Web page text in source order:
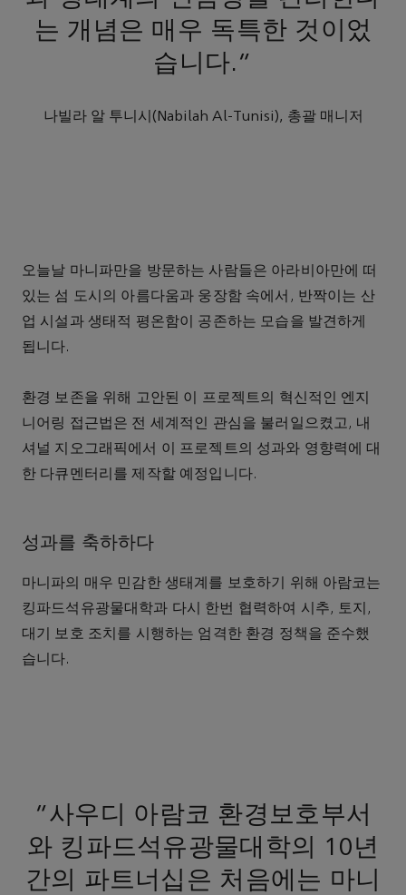
는 개념은 매우 독특한 것이었
습니다."
나빌라 알 투니시(Nabilah Al-Tunisi), 총괄 매니저
오늘날 마니파만을 방문하는 사람들은 아라비아만에 떠
있는 섬 도시의 아름다움과 웅장함 속에서, 반짝이는 산
업 시설과 생태적 평온함이 공존하는 모습을 발견하게
됩니다.
환경 보존을 위해 고안된 이 프로젝트의 혁신적인 엔지
니어링 접근법은 전 세계적인 관심을 불러일으켰고, 내
셔널 지오그래픽에서 이 프로젝트의 성과와 영향력에 대
한 다큐멘터리를 제작할 예정입니다.
성과를 축하하다
마니파의 매우 민감한 생태계를 보호하기 위해 아람코는
킹파드석유광물대학과 다시 한번 협력하여 시추, 토지,
대기 보호 조치를 시행하는 엄격한 환경 정책을 준수했
습니다.
"사우디 아람코 환경보호부서
와 킹파드석유광물대학의 10년
간의 파트너십은 처음에는 마니